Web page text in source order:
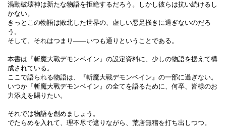
渦動破壊神は新たな物語を拒絶するだろう。しかし彼らは抗い続けるし
かない。
きっとこの物語は敗北した世界の、虚しい悪足掻きに過ぎないのだろ
う。
そして、それはつまり――いつも通りということである。
本書は『斬魔大戰デモンベイン』の設定資料に、少しの物語を据えて構
成されている。
ここで語られる物語は、『斬魔大戰デモンベイン』の一部に過ぎない。
いつか『斬魔大戰デモンベイン』の全てを語るために、何卒、皆様のお
力添えを賜りたい。
それでは物語を創めましょう。
でたらめを入れて、理不尽で遮りながら、荒唐無稽を打ち出しつつ。